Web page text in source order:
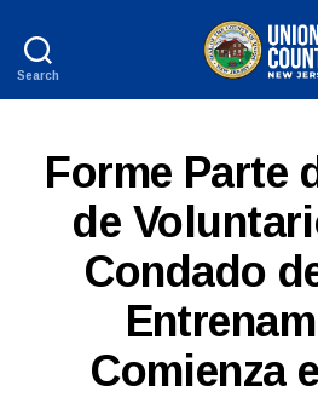
Search
New
Categories
Forme Parte
de
Condado
Comienza
e